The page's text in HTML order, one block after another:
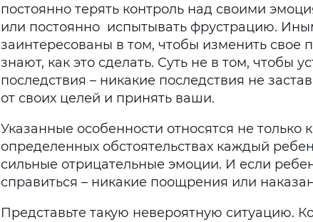
постоянно терять контроль над своими
или постоянно испытывать фрустрацию.
заинтересованы в том, чтобы изменить свое
знают, как это сделать. Суть не в том, чтобы
последствия – никакие последствия не
от своих целей и принять ваши.
Указанные особенности относятся не
определенных обстоятельствах каждый
сильные отрицательные эмоции. И если
справиться – никакие поощрения или
Представьте такую невероятную ситуацию.